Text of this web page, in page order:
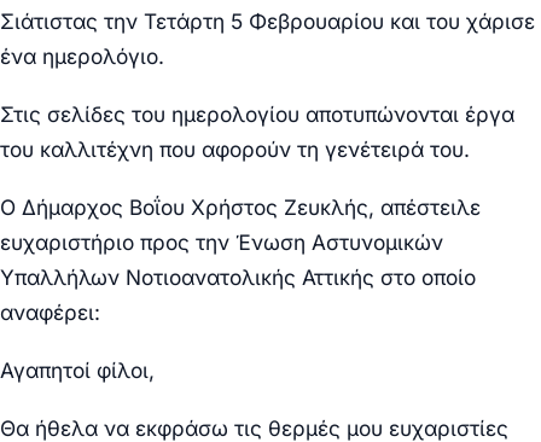
Σιάτιστας την Τετάρτη 5 Φεβρουαρίου και του χάρισε
ένα ημερολόγιο.
Στις σελίδες του ημερολογίου αποτυπώνονται έργα
του καλλιτέχνη που αφορούν τη γενέτειρά του.
Ο Δήμαρχος Βοΐου Χρήστος Ζευκλής, απέστειλε
ευχαριστήριο προς την Ένωση Αστυνομικών
Υπαλλήλων Νοτιοανατολικής Αττικής στο οποίο
αναφέρει:
Αγαπητοί φίλοι,
Θα ήθελα να εκφράσω τις θερμές μου ευχαριστίες